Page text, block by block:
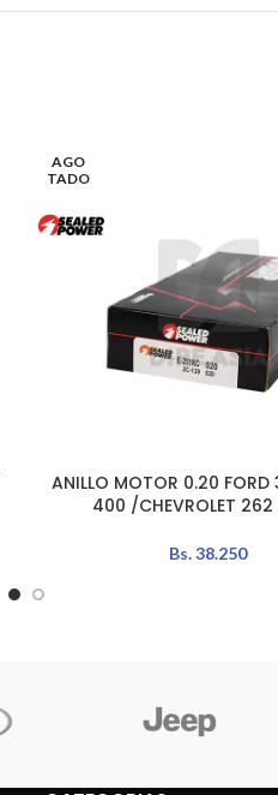
AGO
TADO
LEER MÁS
ANILLO MOTOR 0.20
400 /CHEVROLET
Bs.38.250